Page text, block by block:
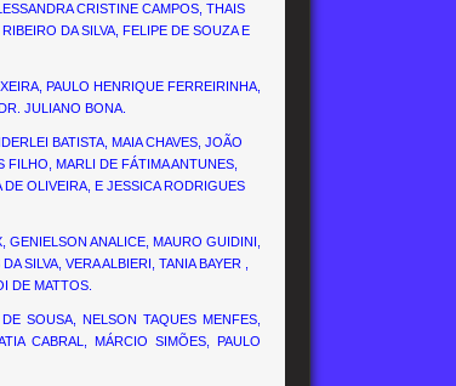
CRISTINE CAMPOS, THAIS
DA SILVA, FELIPE DE SOUZA E
PAULO HENRIQUE FERREIRINHA,
JULIANO BONA.
BATISTA, MAIA CHAVES, JOÃO
FILHO, MARLI DE FÁTIMA ANTUNES,
OLIVEIRA, E JESSICA RODRIGUES
ANALICE, MAURO GUIDINI,
SILVA, VERA ALBIERI, TANIA BAYER ,
DE MATTOS.
SOUSA, NELSON TAQUES MENFES,
CABRAL, MÁRCIO SIMÕES, PAULO